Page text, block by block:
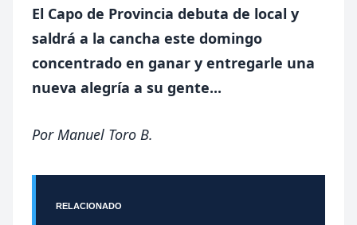
El Capo de Provincia debuta de local y
saldrá a la cancha este domingo
concentrado en ganar y entregarle una
nueva alegría a su gente...
PorManuel Toro B.
RELACIONADO